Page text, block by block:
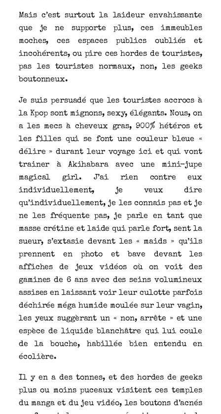
Mais c’est surtout la laideur envahissante
que je ne supporte plus, ces immeubles
moches, ces espaces publics oubliés et
incohérents, ou pire ces hordes de touristes,
pas les touristes normaux, non, les geeks
boutonneux.
Je suis persuadé que les touristes accrocs à
la Kpop sont mignons, sexy, élégants. Nous, on
a les mecs à cheveux gras, 900% hétéros et
les filles qui se font une couleur bleue «
délire » durant leur voyage ici et qui vont
trainer à Akihabara avec une mini-jupe
magical girl. J’ai rien contre eux
individuellement, je veux dire
qu’individuellement, je les connais pas et je
ne les fréquente pas, je parle en tant que
masse crétine et laide qui parle fort, sent la
sueur, s’extasie devant les « maids » qu’ils
prennent en photo et bave devant les
affiches de jeux vidéos où on voit des
gamines de 6 ans avec des seins volumineux
assises en laissant voir leur culotte parfois
déchirée méga humide moulée sur leur vagin,
les yeux suggèrant un « non, arrête » et une
espèce de liquide blanchâtre qui lui coule
de la bouche, habillée bien entendu en
écolière.
Il y en a des tonnes, et des hordes de geeks
plus ou moins puceaux visitent ces temples
du manga et du jeu vidéo, les boutons d’acnés